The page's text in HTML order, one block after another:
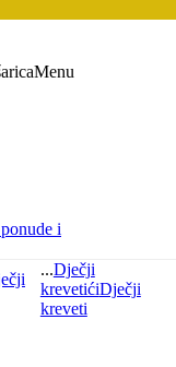
Menu
i
...Dječji
krevetićiDječji
kreveti